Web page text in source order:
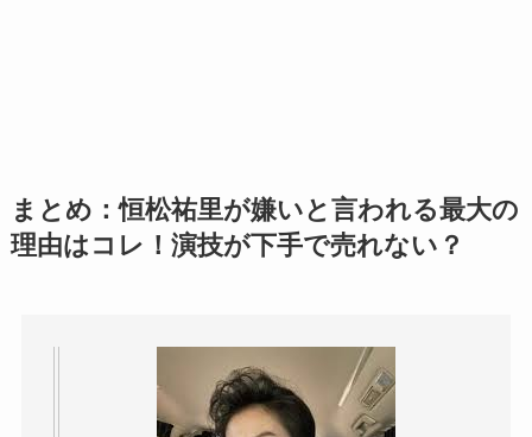
まとめ：恒松祐里が嫌いと言われる最大の
理由はコレ！演技が下手で売れない？